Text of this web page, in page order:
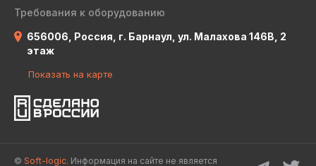
Требования к оборудованию
656006, Россия, г. Барнаул, ул. Малахова 146В, 2
этаж
Показать на карте
© Soft-logic. Информация на сайте не является